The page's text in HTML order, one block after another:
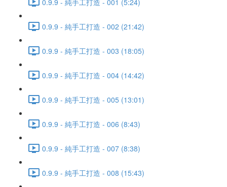
0.9.9 - 純手工打造 - 002 (21:42)
0.9.9 - 純手工打造 - 003 (18:05)
0.9.9 - 純手工打造 - 004 (14:42)
0.9.9 - 純手工打造 - 005 (13:01)
0.9.9 - 純手工打造 - 006 (8:43)
0.9.9 - 純手工打造 - 007 (8:38)
0.9.9 - 純手工打造 - 008 (15:43)